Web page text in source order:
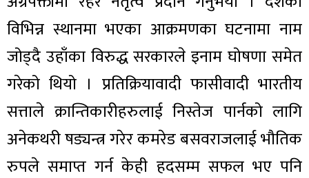
विभिन्न स्थानमा भएका आक्रमणका घटनामा नाम
जोड्दै उहाँका विरुद्ध सरकारले इनाम घोषणा समेत
गरेको थियो । प्रतिक्रियावादी फासीवादी भारतीय
सत्ताले क्रान्तिकारीहरुलाई निस्तेज पार्नको लागि
अनेकथरी षड्यन्त्र गरेर कमरेड बसवराजलाई भौतिक
रुपले समाप्त गर्न केही हदसम्म सफल भए पनि